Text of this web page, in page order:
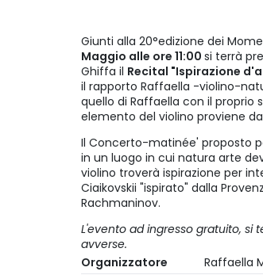
Giunti alla 20°edizione dei
Maggio alle ore 11:00 si terrà
Ghiffa il Recital "Ispirazione
il rapporto Raffaella -violino-
quello di Raffaella con il
elemento del violino proviene
Il Concerto-matinée' proposto
in un luogo in cui natura arte
violino troverà ispirazione per
Ciaikovskii "ispirato" dalla
Rachmaninov.
L'evento ad ingresso gratuito, si
avverse.
Organizzatore
Raffaella